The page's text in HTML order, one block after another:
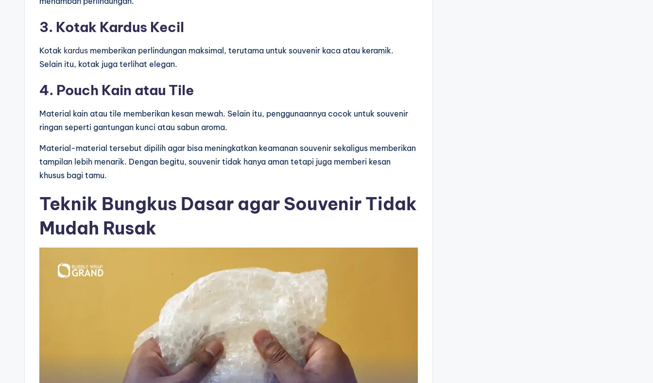
3. Kotak Kardus Kecil
Kotak kardus memberikan perlindungan maksimal, terutama untuk souvenir kaca atau keramik.
Selain itu, kotak juga terlihat elegan.
4. Pouch Kain atau Tile
Material kain atau tile memberikan kesan mewah. Selain itu, penggunaannya cocok untuk souvenir
ringan seperti gantungan kunci atau sabun aroma.
Material-material tersebut dipilih agar bisa meningkatkan keamanan souvenir sekaligus memberikan
tampilan lebih menarik. Dengan begitu, souvenir tidak hanya aman tetapi juga memberi kesan
khusus bagi tamu.
Teknik Bungkus Dasar agar Souvenir Tidak
Mudah Rusak